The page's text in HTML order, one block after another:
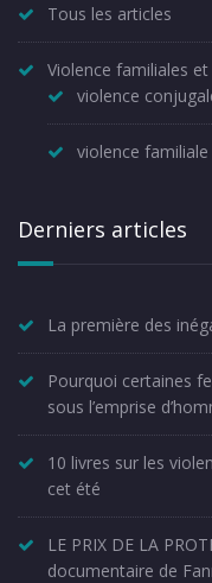
Tous les articles
Violence familiales
violence
violence familiale
Derniers articles
La première des
Pourquoi certaines
sous l’emprise
10 livres sur les
cet été
LE PRIX DE LA
documentaire de